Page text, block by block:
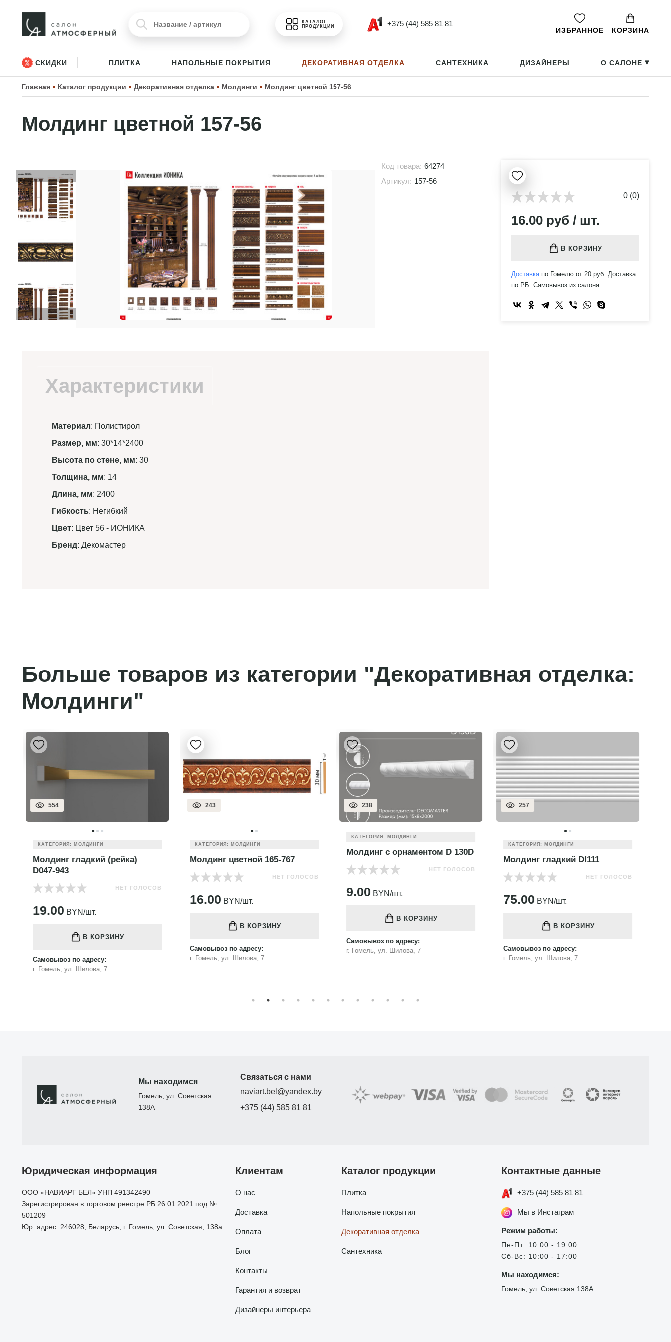
КАТАЛОГ
ПРОДУКЦИИ
+375 (44) 585 81 81
ИЗБРАННОЕ КОРЗИНА
СКИДКИ ПЛИТКА НАПОЛЬНЫЕ ПОКРЫТИЯ ДЕКОРАТИВНАЯ ОТДЕЛКА САНТЕХНИКА ДИЗАЙНЕРЫ О САЛОНЕ ▸
Главная Каталог продукции Декоративная отделка Молдинги Молдинг цветной 157-56
Молдинг цветной 157-56
Код товара: 64274
Артикул: 157-56
Характеристики
Материал: Полистирол
Размер, мм: 30*14*2400
Высота по стене, мм: 30
Толщина, мм: 14
Длина, мм: 2400
Гибкость: Негибкий
Цвет: Цвет 56 - ИОНИКА
Бренд: Декомастер
0 (0)
16.00 руб / шт.
В КОРЗИНУ
Доставкапо Гомелю от 20 руб. Доставка
по РБ. Самовывоз из салона
Больше товаров из категории "Декоративная отделка:
Молдинги"
243
КАТЕГОРИЯ: МОЛДИНГИ
Молдинг цветной 165-767
г. Гомель, ул. Шилова, 7
238
9.00BYN/шт.
г. Гомель, ул. Шилова, 7
257
Молдинг гладкий DI111
75.00
Самовывоз по адресу:
319
КАТЕГОРИЯ: МОЛДИНГИ
Молдинг цветной 170-4
НЕТ ГОЛОСОВ
121.00BYN/шт.
В КОРЗИНУ
Самовывоз по адресу:
г. Гомель, ул. Шилова, 7
Мы находимся
Гомель, ул. Советская
138А
Связаться с нами
naviart.bel@yandex.by
+375 (44) 585 81 81
Юридическая информация
ООО «НАВИАРТ БЕЛ» УНП 491342490
Зарегистрирован в торговом реестре РБ 26.01.2021 под №
501209
Юр. адрес: 246028, Беларусь, г. Гомель, ул. Советская, 138а
Клиентам
О нас
Доставка
Оплата
Блог
Контакты
Гарантия и возврат
Дизайнеры интерьера
Каталог продукции
Плитка
Напольные покрытия
Декоративная отделка
Сантехника
Контактные данные
+375 (44) 585 81 81
Мы в Инстаграм
Режим работы:
Пн-Пт: 10:00 - 19:00
Сб-Вс: 10:00 - 17:00
Мы находимся:
Гомель, ул. Советская 138А